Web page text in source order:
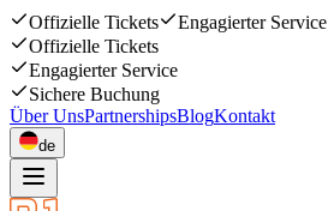
Offizielle Tickets Engagierter Service
Offizielle Tickets
Engagierter Service
Sichere Buchung
Über UnsPartnershipsBlogKontakt
de